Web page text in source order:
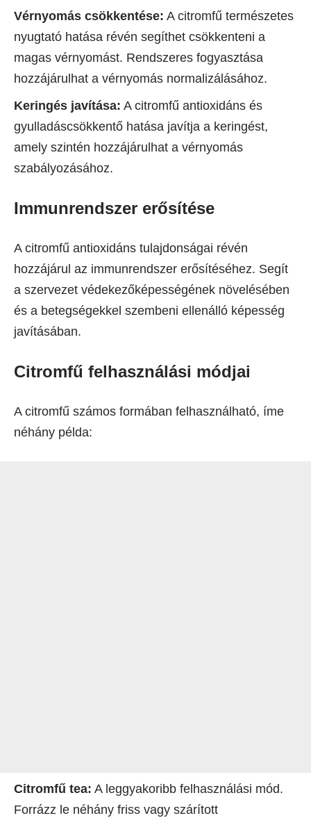
Vérnyomás csökkentése: A citromfű természetes
nyugtató hatása révén segíthet csökkenteni a
magas vérnyomást. Rendszeres fogyasztása
hozzájárulhat a vérnyomás normalizálásához.
Keringés javítása: A citromfű antioxidáns és
gyulladáscsökkentő hatása javítja a keringést,
amely szintén hozzájárulhat a vérnyomás
szabályozásához.
Immunrendszer erősítése
A citromfű antioxidáns tulajdonságai révén
hozzájárul az immunrendszer erősítéséhez. Segít
a szervezet védekezőképességének növelésében
és a betegségekkel szembeni ellenálló képesség
javításában.
Citromfű felhasználási módjai
A citromfű számos formában felhasználható, íme
néhány példa:
Citromfű tea: A leggyakoribb felhasználási mód.
Forrázz le néhány friss vagy szárított